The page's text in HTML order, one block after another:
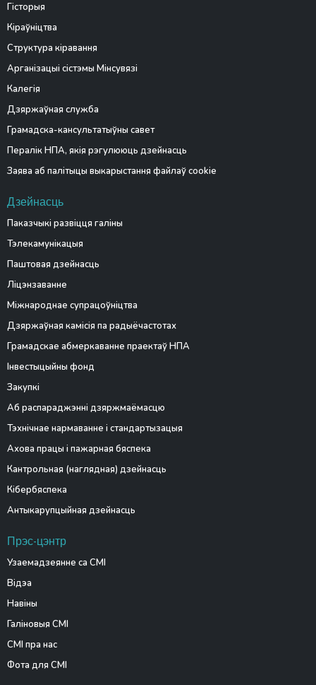
Гісторыя
Кіраўніцтва
Структура кіравання
Арганізацыі сістэмы Мінсувязі
Калегія
Дзяржаўная служба
Грамадска-кансультатыўны савет
Пералік НПА, якія рэгулююць дзейнасць
Заява аб палітыцы выкарыстання файлаў cookie
Дзейнасць
Паказчыкі развіцця галіны
Тэлекамунікацыя
Паштовая дзейнасць
Ліцэнзаванне
Міжнароднае супрацоўніцтва
Дзяржаўная камісія па радыёчастотах
Грамадскае абмеркаванне праектаў НПА
Інвестыцыйны фонд
Закупкі
Аб распараджэнні дзяржмаёмасцю
Тэхнічнае нармаванне і стандартызацыя
Ахова працы і пажарная бяспека
Кантрольная (наглядная) дзейнасць
Кібербяспека
Антыкарупцыйная дзейнасць
Прэс-цэнтр
Узаемадзеянне са СМІ
Відэа
Навіны
Галіновыя СМІ
СМІ пра нас
Фота для СМІ